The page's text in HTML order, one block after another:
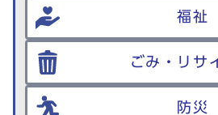
福祉
ごみ・リサ
防災